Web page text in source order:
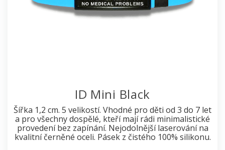
ID Mini Black
Šířka 1,2 cm. 5 velikostí. Vhodné pro děti od 3 do 7 let
a pro všechny dospělé, kteří mají rádi minimalistické
provedení bez zapínání. Nejodolnější laserování na
kvalitní černěné oceli. Pásek z čistého 100% silikonu.